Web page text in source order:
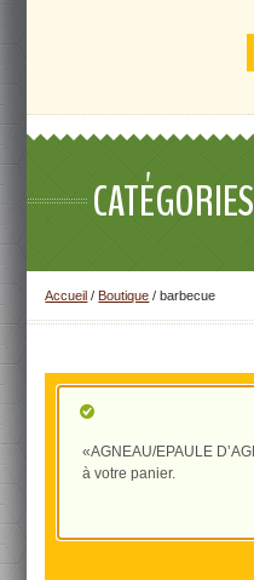
Accueil / Boutique / barbecue
«AGNEAU/EPAULE
à votre panier.